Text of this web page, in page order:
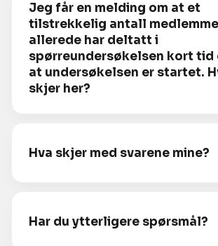
Jeg får en melding om at et
tilstrekkelig antall
allerede har deltatt i
spørreundersøkelsen kort tid
at undersøkelsen er startet.
skjer her?
Hva skjer med svarene mine?
Har du ytterligere spørsmål?